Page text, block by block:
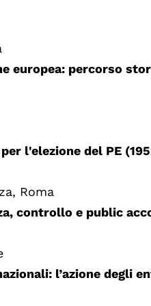
europea: percorso
l'elezione del PE
Roma
controllo e public
l’azione degli